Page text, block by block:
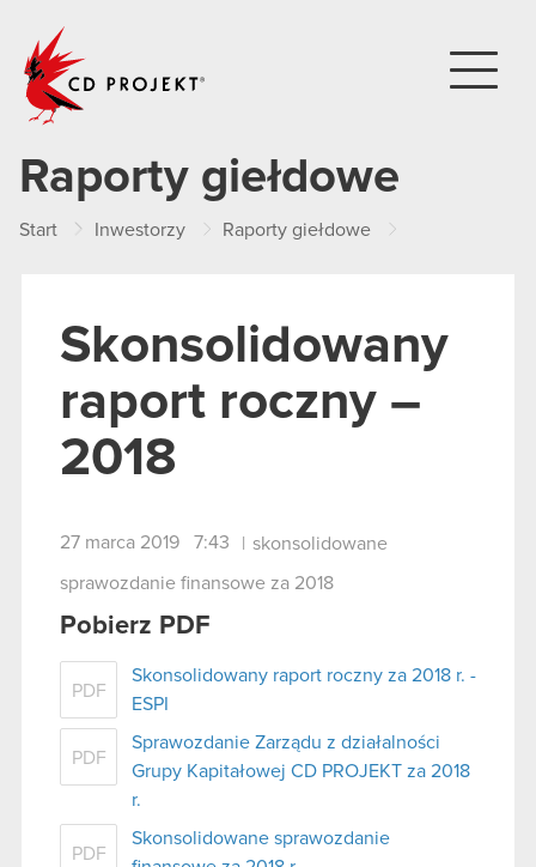
Raporty giełdowe
Start Inwestorzy Raporty giełdowe
Skonsolidowany
raport roczny –
2018
27 marca 2019 7:43 skonsolidowane
sprawozdanie finansowe za 2018
Pobierz PDF
PDF
Skonsolidowany raport roczny za 2018 r. -
ESPI
PDF
Sprawozdanie Zarządu z działalności
Grupy Kapitałowej CD PROJEKT za 2018
r.
PDF
Skonsolidowane sprawozdanie